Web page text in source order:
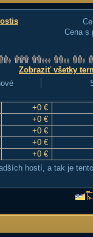
Cena s
Zobraziť všetky
+0 €
+0 €
+0 €
+0 €
+0 €
hostí, a tak je